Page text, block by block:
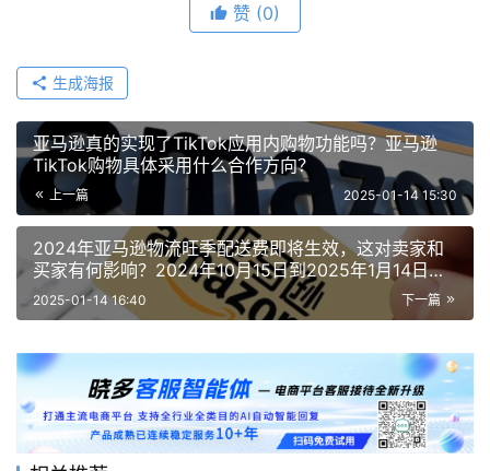
赞 (0)
生成海报
亚马逊真的实现了TikTok应用内购物功能吗？亚马逊
TikTok购物具体采用什么合作方向？
上一篇 2025-01-14 15:30
2024年亚马逊物流旺季配送费即将生效，这对卖家和
买家有何影响？2024年10月15日到2025年1月14日期
间正式生效！
下一篇
2025-01-14 16:40